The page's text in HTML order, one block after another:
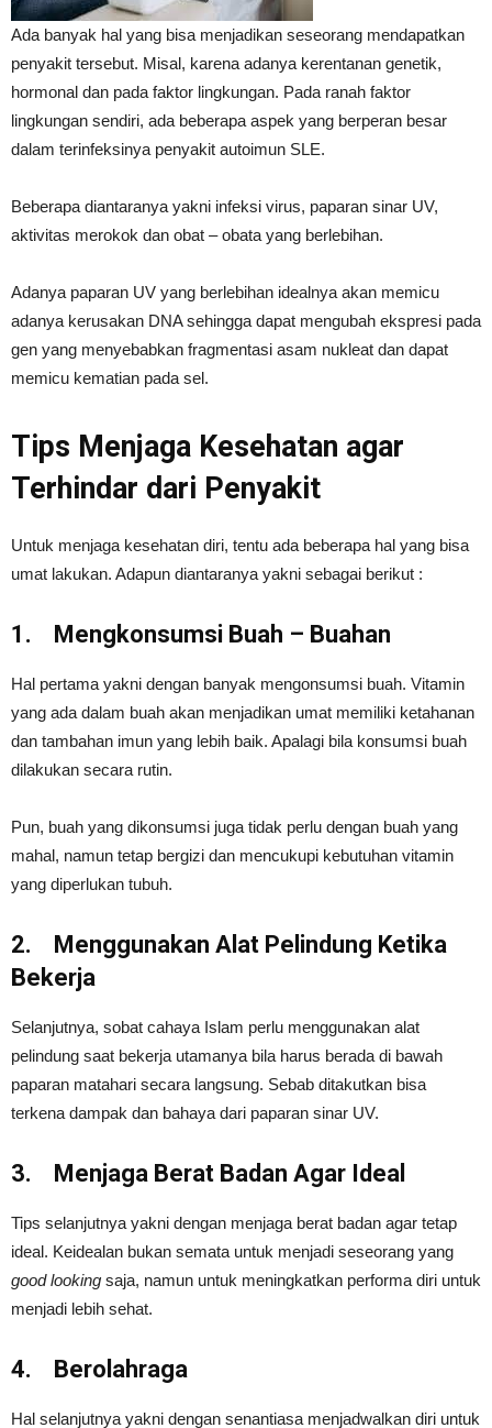
Ada banyak hal yang bisa menjadikan seseorang mendapatkan
penyakit tersebut. Misal, karena adanya kerentanan genetik,
hormonal dan pada faktor lingkungan. Pada ranah faktor
lingkungan sendiri, ada beberapa aspek yang berperan besar
dalam terinfeksinya penyakit autoimun SLE.
Beberapa diantaranya yakni infeksi virus, paparan sinar UV,
aktivitas merokok dan obat – obata yang berlebihan.
Adanya paparan UV yang berlebihan idealnya akan memicu
adanya kerusakan DNA sehingga dapat mengubah ekspresi pada
gen yang menyebabkan fragmentasi asam nukleat dan dapat
memicu kematian pada sel.
Tips Menjaga Kesehatan agar
Terhindar dari Penyakit
Untuk menjaga kesehatan diri, tentu ada beberapa hal yang bisa
umat lakukan. Adapun diantaranya yakni sebagai berikut :
1. Mengkonsumsi Buah – Buahan
Hal pertama yakni dengan banyak mengonsumsi buah. Vitamin
yang ada dalam buah akan menjadikan umat memiliki ketahanan
dan tambahan imun yang lebih baik. Apalagi bila konsumsi buah
dilakukan secara rutin.
Pun, buah yang dikonsumsi juga tidak perlu dengan buah yang
mahal, namun tetap bergizi dan mencukupi kebutuhan vitamin
yang diperlukan tubuh.
2. Menggunakan Alat Pelindung Ketika
Bekerja
Selanjutnya, sobat cahaya Islam perlu menggunakan alat
pelindung saat bekerja utamanya bila harus berada di bawah
paparan matahari secara langsung. Sebab ditakutkan bisa
terkena dampak dan bahaya dari paparan sinar UV.
3. Menjaga Berat Badan Agar Ideal
Tips selanjutnya yakni dengan menjaga berat badan agar tetap
ideal. Keidealan bukan semata untuk menjadi seseorang yang
good looking saja, namun untuk meningkatkan performa diri untuk
menjadi lebih sehat.
4. Berolahraga
Hal selanjutnya yakni dengan senantiasa menjadwalkan diri untuk